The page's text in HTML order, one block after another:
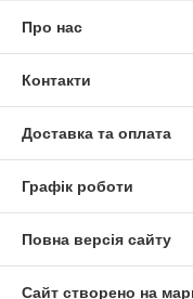
Про нас
Контакти
Доставка та оплата
Графік роботи
Повна версія сайту
Сайт створено на